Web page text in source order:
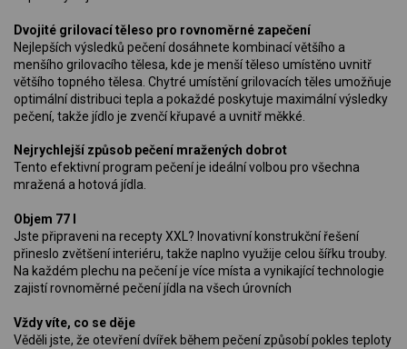
Dvojité grilovací těleso pro rovnoměrné zapečení
Nejlepších výsledků pečení dosáhnete kombinací většího a
menšího grilovacího tělesa, kde je menší těleso umístěno uvnitř
většího topného tělesa. Chytré umístění grilovacích těles umožňuje
optimální distribuci tepla a pokaždé poskytuje maximální výsledky
pečení, takže jídlo je zvenčí křupavé a uvnitř měkké.
Nejrychlejší způsob pečení mražených dobrot
Tento efektivní program pečení je ideální volbou pro všechna
mražená a hotová jídla.
Objem 77 l
Jste připraveni na recepty XXL? Inovativní konstrukční řešení
přineslo zvětšení interiéru, takže naplno využije celou šířku trouby.
Na každém plechu na pečení je více místa a vynikající technologie
zajistí rovnoměrné pečení jídla na všech úrovních
Vždy víte, co se děje
Věděli jste, že otevření dvířek během pečení způsobí pokles teploty